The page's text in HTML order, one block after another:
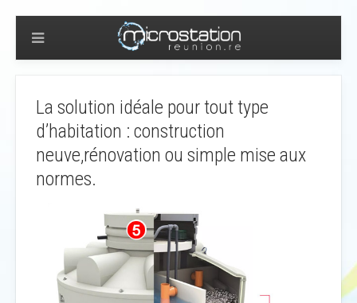
La solution idéale pour tout type
d’habitation : construction
neuve,rénovation ou simple mise aux
normes.